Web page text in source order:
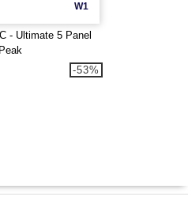
W1
- Ultimate 5 Panel
-53%